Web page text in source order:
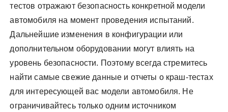
тестов отражают безопасность конкретной модели
автомобиля на момент проведения испытаний.
Дальнейшие изменения в конфигурации или
дополнительном оборудовании могут влиять на
уровень безопасности. Поэтому всегда стремитесь
найти самые свежие данные и отчеты о краш-тестах
для интересующей вас модели автомобиля. Не
ограничивайтесь только одним источником